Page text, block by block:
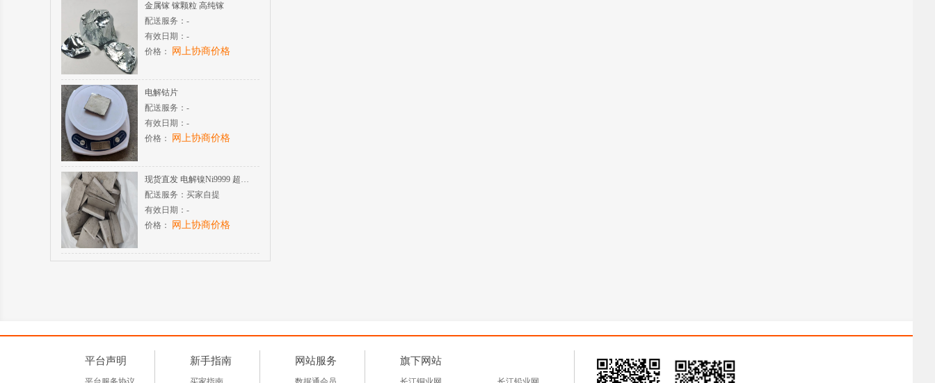
金属镓 镓颗粒 高纯镓
配送服务： -
有效日期： -
价格：
网上协商价格
电解钴片
配送服务： -
有效日期： -
价格：
网上协商价格
现货直发 电解镍Ni9999 超高纯度 酸溶氢化性能稳定
配送服务： 买家自提
有效日期： -
价格：
网上协商价格
平台声明 新手指南 网站服务 旗下网站